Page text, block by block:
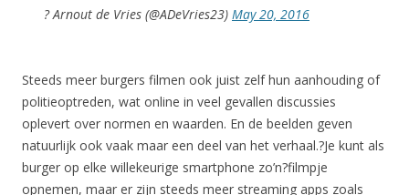
? Arnout de Vries (@ADeVries23) May 20, 2016
Steeds meer burgers filmen ook juist zelf hun aanhouding of
politieoptreden, wat online in veel gevallen discussies
oplevert over normen en waarden. En de beelden geven
natuurlijk ook vaak maar een deel van het verhaal.?Je kunt als
burger op elke willekeurige smartphone zo’n?filmpje
opnemen, maar er zijn steeds meer streaming apps zoals